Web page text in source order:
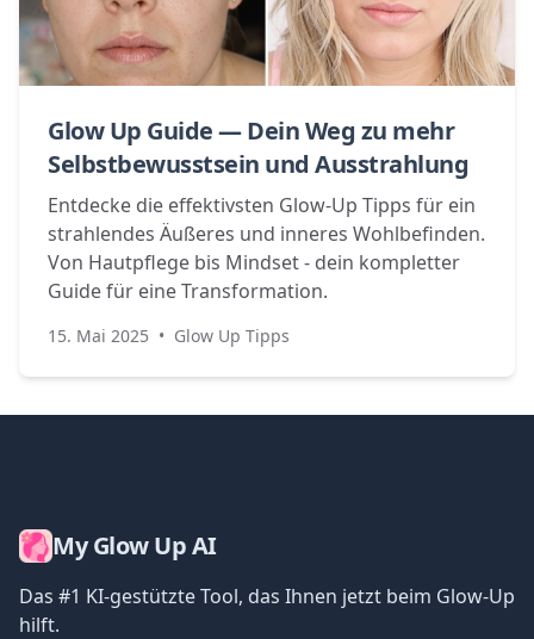
Glow Up Guide — Dein Weg zu mehr
Selbstbewusstsein und Ausstrahlung
Entdecke die effektivsten Glow-Up Tipps für ein
strahlendes Äußeres und inneres Wohlbefinden.
Von Hautpflege bis Mindset - dein kompletter
Guide für eine Transformation.
15. Mai 2025 • Glow Up Tipps
My Glow Up AI
Das #1 KI-gestützte Tool, das Ihnen jetzt beim Glow-Up
hilft.